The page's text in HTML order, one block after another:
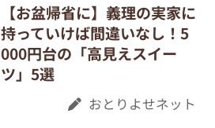
【お盆帰省に】義理の実家に
持っていけば間違いなし！5
000円台の「高見えスイー
ツ」5選
おとりよせネット